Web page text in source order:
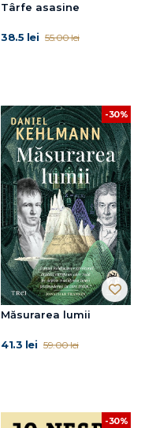
Târfe asasine
38.5 lei 55.00 lei
-30%
Măsurarea lumii
41.3 lei 59.00 lei
-30%